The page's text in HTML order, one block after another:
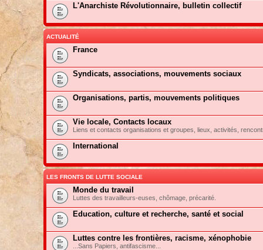
L'Anarchiste Révolutionnaire, bulletin collectif
ACTUALITÉ
France
Syndicats, associations, mouvements sociaux
Organisations, partis, mouvements politiques
Vie locale, Contacts locaux
Liens et contacts organisations et groupes, lieux, activités,
International
LES FRONTS DE LUTTE SOCIALE
Monde du travail
Luttes des travailleurs-euses, chômage, précarité.
Education, culture et recherche, santé et social
Luttes contre les frontières, racisme, xénophobie
...Sans Papiers, antifascisme...